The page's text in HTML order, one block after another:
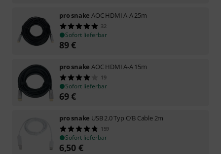
pro snake AOC HDMI A-A 25m
32
Sofort lieferbar
89€
pro snake AOC HDMI A-A 15m
19
Sofort lieferbar
69€
pro snake USB 2.0 Typ C/B Cable 2m
159
Sofort lieferbar
6,50 €